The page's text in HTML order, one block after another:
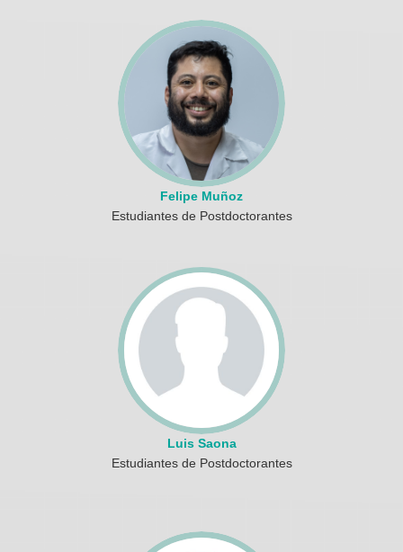
Felipe Muñoz
Estudiantes de Postdoctorantes
Luis Saona
Estudiantes de Postdoctorantes